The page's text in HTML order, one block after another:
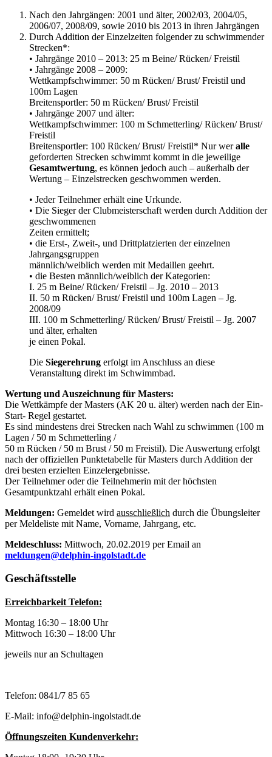
Nach den Jahrgängen: 2001 und älter, 2002/03, 2004/05,
2006/07, 2008/09, sowie 2010 bis 2013 in ihren Jahrgängen
Durch Addition der Einzelzeiten folgender zu schwimmender
Strecken*:
• Jahrgänge 2010 – 2013: 25 m Beine/ Rücken/ Freistil
• Jahrgänge 2008 – 2009:
Wettkampfschwimmer: 50 m Rücken/ Brust/ Freistil und
100m Lagen
Breitensportler: 50 m Rücken/ Brust/ Freistil
• Jahrgänge 2007 und älter:
Wettkampfschwimmer: 100 m Schmetterling/ Rücken/ Brust/
Freistil
Breitensportler: 100 Rücken/ Brust/ Freistil* Nur weralle
geforderten Strecken schwimmt kommt in die jeweilige
Gesamtwertung, es können jedoch auch – außerhalb der
Wertung – Einzelstrecken geschwommen werden.
• Jeder Teilnehmer erhält eine Urkunde.
• Die Sieger der Clubmeisterschaft werden durch Addition der
geschwommenen
Zeiten ermittelt;
• die Erst-, Zweit-, und Drittplatzierten der einzelnen
Jahrgangsgruppen
männlich/weiblich werden mit Medaillen geehrt.
• die Besten männlich/weiblich der Kategorien:
I. 25 m Beine/ Rücken/ Freistil – Jg. 2010 – 2013
II. 50 m Rücken/ Brust/ Freistil und 100m Lagen – Jg.
2008/09
III. 100 m Schmetterling/ Rücken/ Brust/ Freistil – Jg. 2007
und älter, erhalten
je einen Pokal.
Die Siegerehrung erfolgt im Anschluss an diese
Veranstaltung direkt im Schwimmbad.
Wertung und Auszeichnung für Masters:
Die Wettkämpfe der Masters (AK 20 u. älter) werden nach der Ein-
Start- Regel gestartet.
Es sind mindestens drei Strecken nach Wahl zu schwimmen (100 m
Lagen / 50 m Schmetterling /
50 m Rücken / 50 m Brust / 50 m Freistil). Die Auswertung erfolgt
nach der offiziellen Punktetabelle für Masters durch Addition der
drei besten erzielten Einzelergebnisse.
Der Teilnehmer oder die Teilnehmerin mit der höchsten
Gesamtpunktzahl erhält einen Pokal.
Meldungen: Gemeldet wird ausschließlich durch die Übungsleiter
per Meldeliste mit Name, Vorname, Jahrgang, etc.
Meldeschluss: Mittwoch, 20.02.2019 per Email an
meldungen@delphin-ingolstadt.de
Geschäftsstelle
Erreichbarkeit Telefon:
Montag 16:30 – 18:00 Uhr
Mittwoch 16:30 – 18:00 Uhr
jeweils nur an Schultagen
Telefon: 0841/7 85 65
E-Mail: info@delphin-ingolstadt.de
Öffnungszeiten Kundenverkehr: